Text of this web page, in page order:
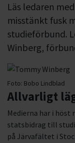
Läs ledaren
misstänkt fusk
studieförbund.
Winberg,
Foto: Bobo Lindblad
Allvarligt
Medierna har i
statsbidrag till
på Järvafältet i